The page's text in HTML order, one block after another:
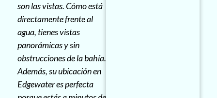
son las vistas. Cómo está
directamente frente al
agua, tienes vistas
panorámicas y sin
obstrucciones de la bahía.
Además, su ubicación en
Edgewater es perfecta